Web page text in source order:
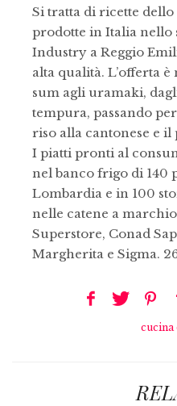
Si tratta di ricette
prodotte in Italia nello
Industry a Reggio
alta qualità. L’offerta
sum agli uramaki,
tempura, passando
riso alla cantonese e
I piatti pronti al
nel banco frigo di 140
Lombardia e in 100
nelle catene a
Superstore, Conad
Margherita e Sigma.
cucina